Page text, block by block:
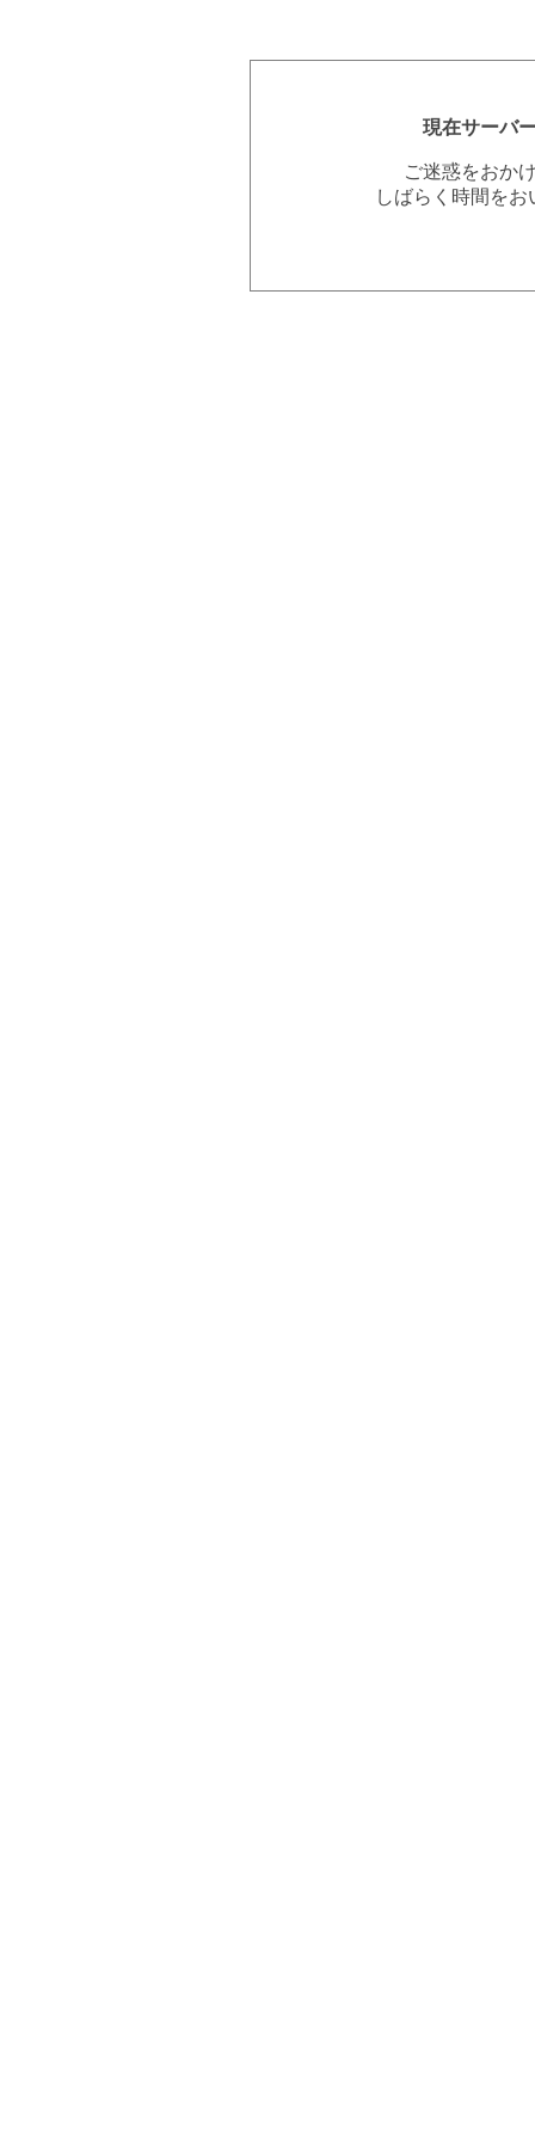
現在サーバ
ご迷惑をおか
しばらく時間を